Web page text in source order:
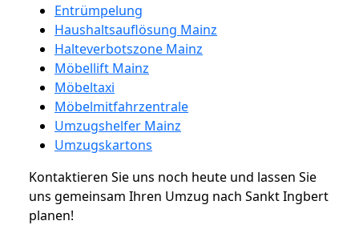
Entrümpelung
Haushaltsauflösung Mainz
Halteverbotszone Mainz
Möbellift Mainz
Möbeltaxi
Möbelmitfahrzentrale
Umzugshelfer Mainz
Umzugskartons
Kontaktieren Sie uns noch heute und lassen Sie
uns gemeinsam Ihren Umzug nach Sankt Ingbert
planen!